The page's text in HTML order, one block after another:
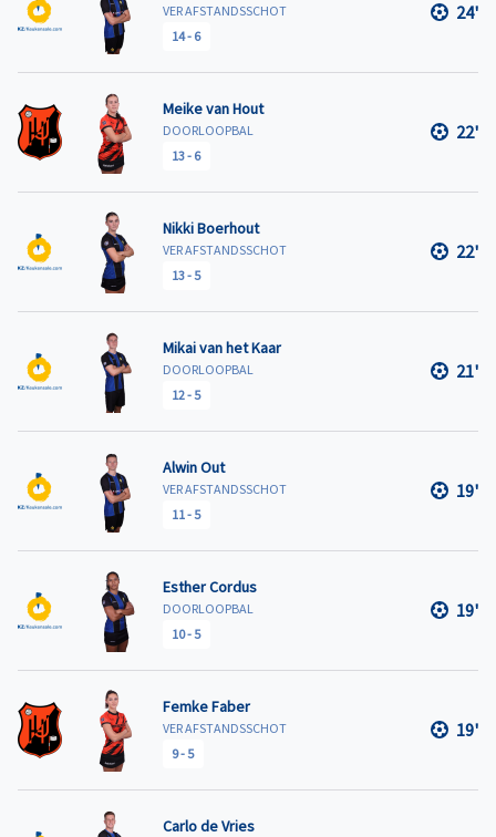
VER AFSTANDSSCHOT
14- 6
24'
Meike van Hout
DOORLOOPBAL
13- 6
22'
Nikki Boerhout
VER AFSTANDSSCHOT
13-5
22'
Mikai van het Kaar
DOORLOOPBAL
12-5
21'
Alwin Out
VER AFSTANDSSCHOT
11-5
19'
Esther Cordus
DOORLOOPBAL
10-5
19'
Femke Faber
VER AFSTANDSSCHOT
9-5
19'
Carlo de Vries